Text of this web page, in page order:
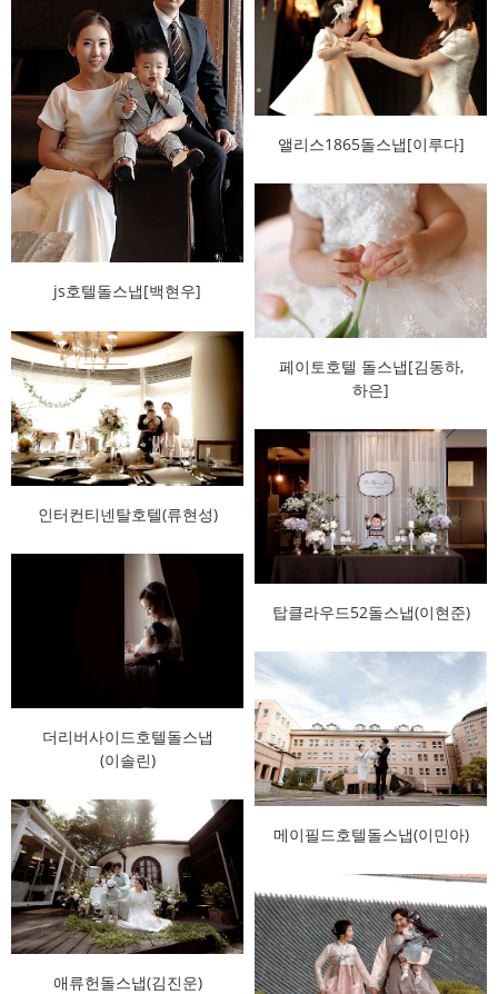
js호텔돌스냅[백현우]
앨리스1865돌스냅[이루다]
페이토호텔 돌스냅[김동하,
하은]
인터컨티넨탈호텔(류현성)
탑클라우드52돌스냅(이현준)
더리버사이드호텔돌스냅
(이솔린)
메이필드호텔돌스냅(이민아)
애류헌돌스냅(김진운)